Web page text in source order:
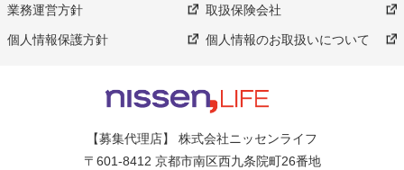
業務運営方針 取扱保険会社
個人情報保護方針 個人情報のお取扱いについて
【募集代理店】 株式会社ニッセンライフ
〒601-8412 京都市南区西九条院町26番地